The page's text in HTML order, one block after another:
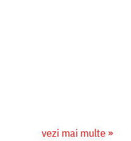
vezi mai multe »